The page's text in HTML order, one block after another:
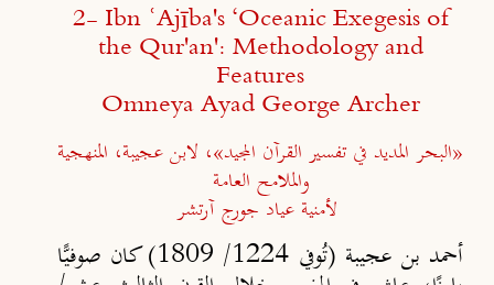
2- Ibn ʿAjība's ‘Oceanic Exegesis of
the Qur'an': Methodology and
Features
Omneya Ayad George Archer
«البحر المديد في تفسير القرآن المجيد»، لابن عجيبة، المنهجية
والملامح العامة
لأمنية عياد جورج آرتشر
أحمد بن عجيبة (تُوفي 1224/ 1809) كان صوفيًّا